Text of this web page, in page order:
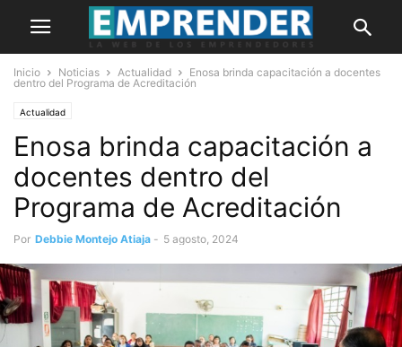
Inicio Noticias Actualidad
Enosa brinda capacitación a docentes
dentro del Programa de Acreditación
Actualidad
Enosa brinda capacitación a
docentes dentro del
Programa de Acreditación
Por Debbie Montejo Atiaja - 5 agosto, 2024